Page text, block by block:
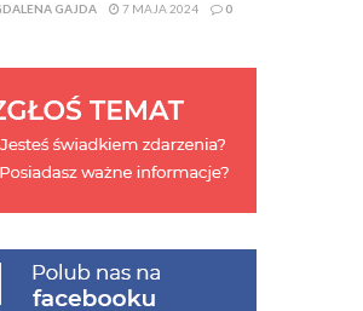
GAJDA 7 MAJA 2024 0